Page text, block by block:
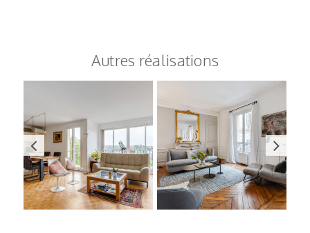
Autres réalisations